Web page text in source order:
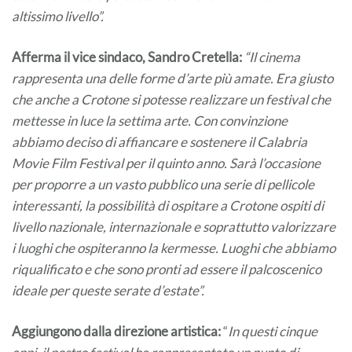
altissimo livello”.
Afferma il vice sindaco, Sandro Cretella: “Il cinema
rappresenta una delle forme d’arte più amate. Era giusto
che anche a Crotone si potesse realizzare un festival che
mettesse in luce la settima arte. Con convinzione
abbiamo deciso di affiancare e sostenere il Calabria
Movie Film Festival per il quinto anno. Sarà l’occasione
per proporre a un vasto pubblico una serie di pellicole
interessanti, la possibilità di ospitare a Crotone ospiti di
livello nazionale, internazionale e soprattutto valorizzare
i luoghi che ospiteranno la kermesse. Luoghi che abbiamo
riqualificato e che sono pronti ad essere il palcoscenico
ideale per queste serate d’estate”.
Aggiungono dalla direzione artistica:“In questi cinque